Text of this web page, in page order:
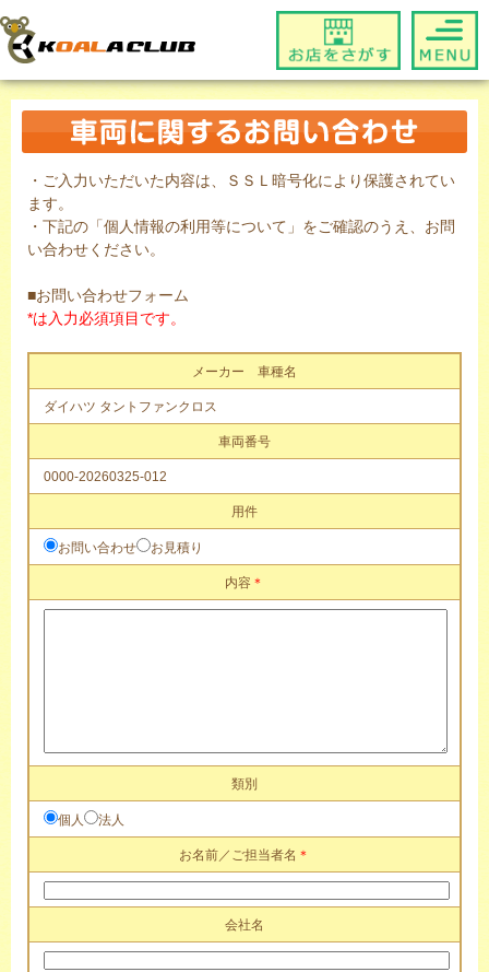
・ご入力いただいた内容は、ＳＳＬ暗号化により保護されてい
ます。
・下記の「個人情報の利用等について」をご確認のうえ、お問
い合わせください。
■お問い合わせフォーム
*は入力必須項目です。
メーカー 車種名
ダイハツ タントファンクロス
車両番号
0000-20260325-012
用件
お問い合わせ お見積り
内容 ＊
類別
個人 法人
お名前／ご担当者名 ＊
会社名